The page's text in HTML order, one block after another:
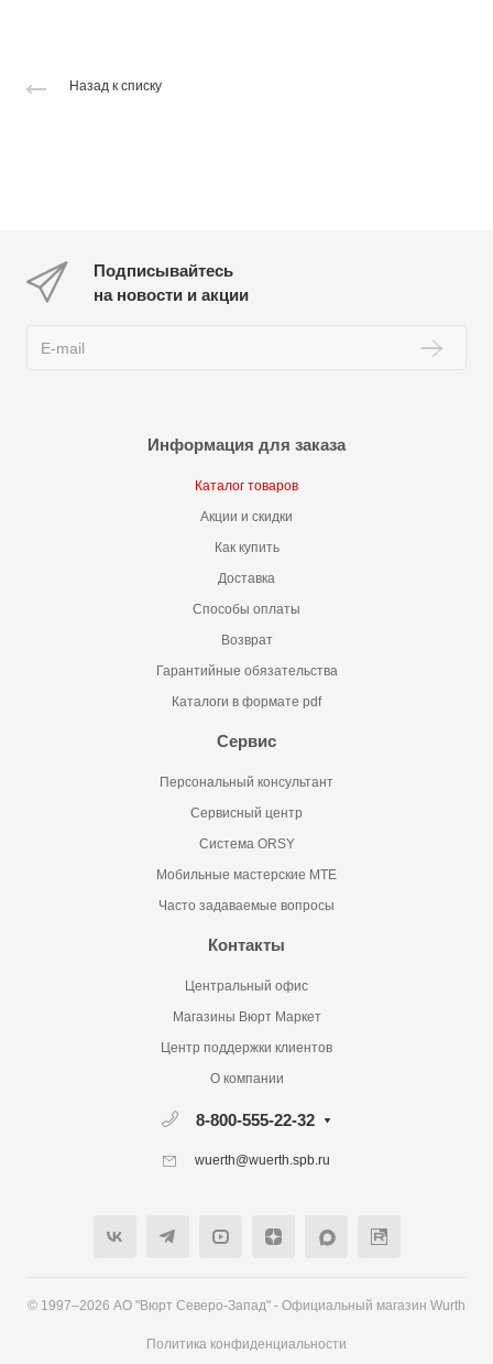
Назад к списку
Подписывайтесь
на новости и акции
Информация для заказа
Каталог товаров
Акции и скидки
Как купить
Доставка
Способы оплаты
Возврат
Гарантийные обязательства
Каталоги в формате pdf
Сервис
Персональный консультант
Сервисный центр
Система ORSY
Мобильные мастерские MTE
Часто задаваемые вопросы
Контакты
Центральный офис
Магазины Вюрт Маркет
Центр поддержки клиентов
О компании
8-800-555-22-32
wuerth@wuerth.spb.ru
© 1997–2026 АО "Вюрт Северо-Запад" - Официальный магазин Wurth
Политика конфиденциальности